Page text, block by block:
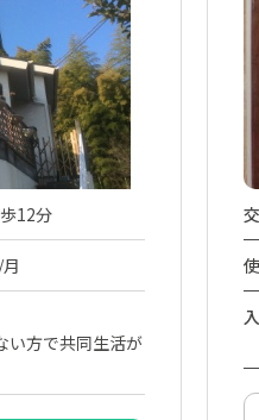
12分
方で共同生活が